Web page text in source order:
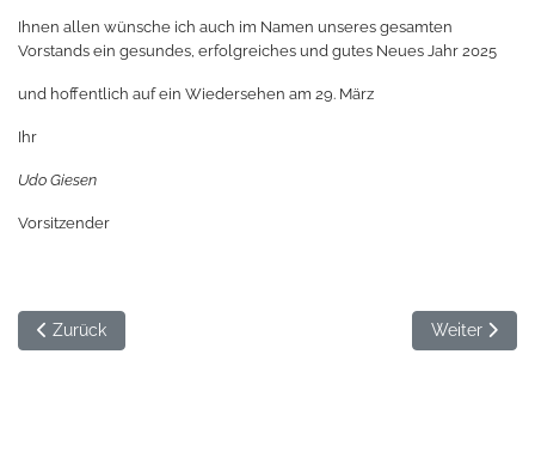
Ihnen allen wünsche ich auch im Namen unseres gesamten
Vorstands ein gesundes, erfolgreiches und gutes Neues Jahr 2025
und hoffentlich auf ein Wiedersehen am 29. März
Ihr
Udo Giesen
Vorsitzender
Vorheriger Beitrag: Kunst aus Rostplatten
Zurück Nächster
Weiter